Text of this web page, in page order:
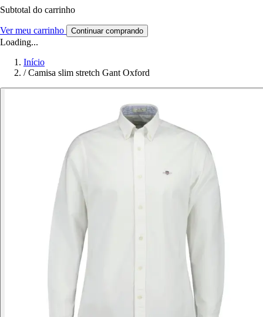
Subtotal do carrinho
Ver meu carrinho Continuar comprando
Loading...
Início
/ Camisa slim stretch Gant Oxford